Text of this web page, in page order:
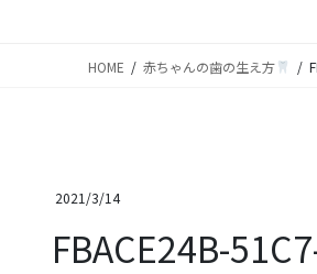
HOME 赤ちゃんの歯の生え方
2021/3/14
FBACE24B-